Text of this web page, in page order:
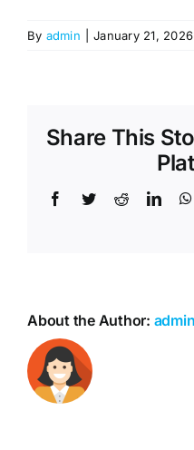
By admin January 21, 2026
Share This
Facebook
TwitterReddit
About the Author: admin